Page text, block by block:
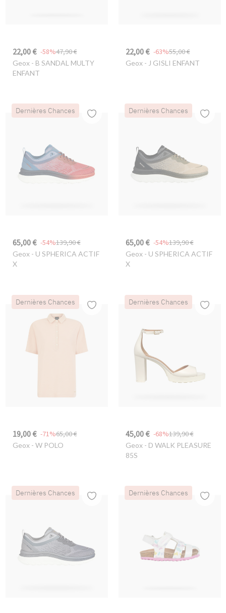
22,00 € 47,90 €
-58%
Geox- B SANDAL MULTY
ENFANT
22,00 € 55,00 €
-63%
Geox- J GISLI ENFANT
Dernières Chances
65,00 € 139,90 €
-54%
Geox- U SPHERICA ACTIF
X
Dernières Chances
65,00 € 139,90 €
-54%
Geox- U SPHERICA ACTIF
X
Dernières Chances
19,00 € 65,00 €
-71%
Geox- W POLO
Dernières Chances
45,00 € 139,90 €
-68%
Geox- D WALK PLEASURE
85S
Dernières Chances Dernières Chances